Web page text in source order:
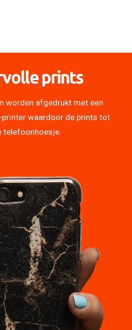
prints
worden afgedrukt met een
waardoor de prints tot
telefoonhoesje.